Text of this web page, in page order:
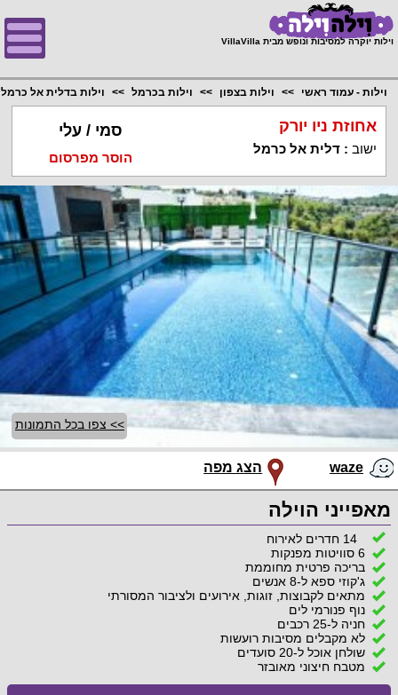
וילות יוקרה למסיבות ונופש מבית VillaVilla
וילות - עמוד ראשי וילות בצפון וילות בכרמל וילות בדלית אל כרמל
אחוזת ניו יורק
ישוב :דלית אל כרמל
סמי / עלי
הוסר מפרסום
>> צפו בכל התמונות
waze הצג מפה
מאפייני הוילה
14 חדרים לאירוח
6 סוויטות מפנקות
בריכה פרטית מחוממת
ג'קוזי ספא ל-8 אנשים
מתאים לקבוצות, זוגות, אירועים ולציבור המסורתי
נוף פנורמי לים
חניה ל-25 רכבים
לא מקבלים מסיבות רועשות
שולחן אוכל ל-20 סועדים
מטבח חיצוני מאובזר